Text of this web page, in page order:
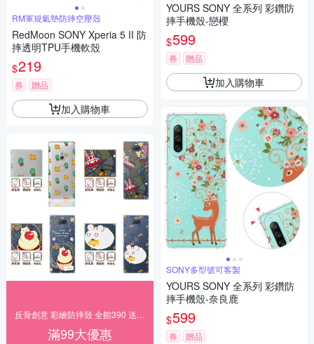
RM軍規氣墊防摔空壓殼
RedMoon SONY Xperia 5 II 防
摔透明TPU手機軟殼
$219
券 贈品
加入購物車
滿99大優惠
YOURS SONY 全系列 彩鑽防
摔手機殼-戀櫻
$599
券 贈品
加入購物車
SONY多型號可客製
YOURS SONY 全系列 彩鑽防
摔手機殼-奈良鹿
$599
券 贈品